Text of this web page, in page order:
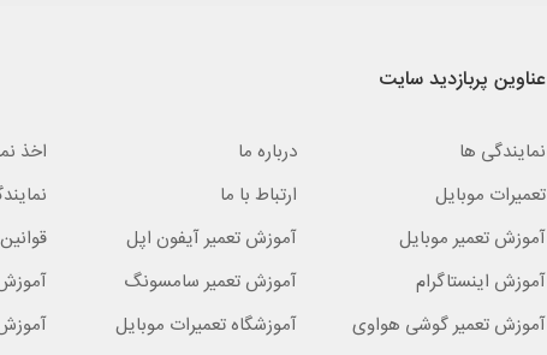
عناوین پربازدید سایت
نمایندگی ها درباره ما
اخذ
تعمیرات موبایل
ارتباط با ما
آموزش تعمیر موبایل
آموزش تعمیر آیفون اپل
آموزش اینستاگرام
آموزش تعمیر سامسونگ
آموزش تعمیر گوشی هواوی
آموزشگاه تعمیرات موبایل